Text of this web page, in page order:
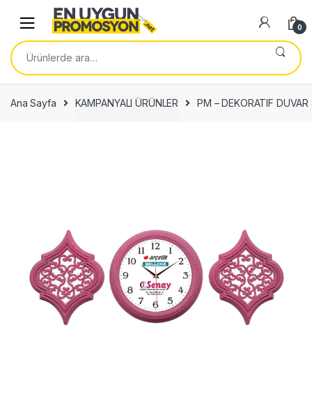
navigation
content
0
Ara:
Ana Sayfa KAMPANYALI ÜRÜNLER PM – DEKORATIF